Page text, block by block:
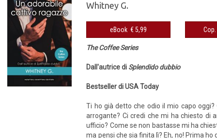
Whitney G.
eBook € 5,99
The Coffee Series
Dall'autrice di Splendido dubbio
Bestseller di USA Today
Ti ho già detto che odio il mio capo
arrogante? Ci credi che mi ha chiesto di
ufficio? Come se non bastasse mi ha
ma pensi che sia finita lì? Eh, no! Prima